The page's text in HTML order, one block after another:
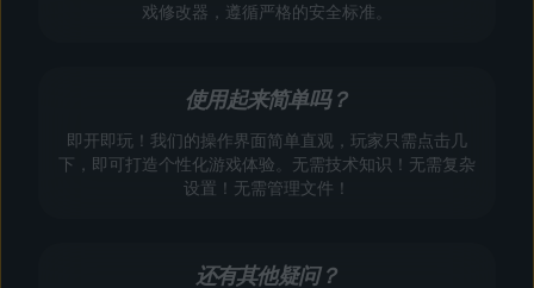
戏修改器，遵循严格的安全标准。
使用起来简单吗？
即开即玩！我们的操作界面简单直观，玩家只需点击几
下，即可打造个性化游戏体验。无需技术知识！无需复杂
设置！无需管理文件！
还有其他疑问？